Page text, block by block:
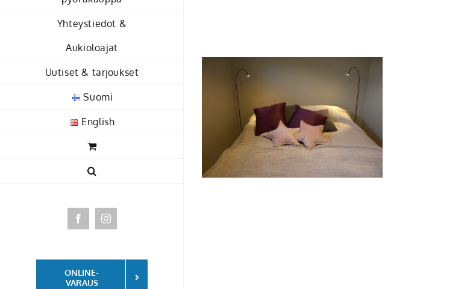
Yhteystiedot &
Aukioloajat
Uutiset & tarjoukset
Suomi
English
FacebookInstagram
ONLINE-
VARAUS